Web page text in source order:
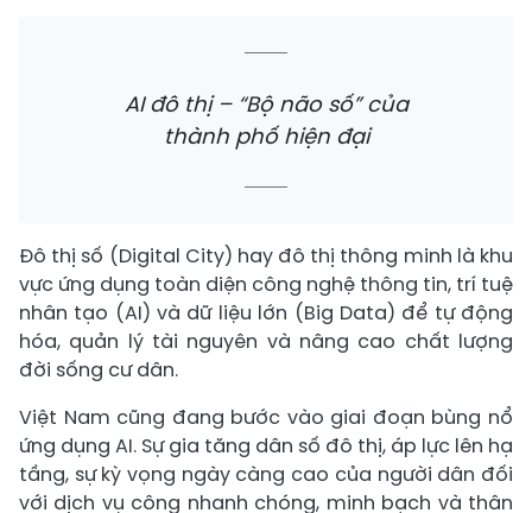
AI đô thị – “Bộ não số” của
thành phố hiện đại
Đô thị số (Digital City) hay đô thị thông minh là khu
vực ứng dụng toàn diện công nghệ thông tin, trí tuệ
nhân tạo (AI) và dữ liệu lớn (Big Data) để tự động
hóa, quản lý tài nguyên và nâng cao chất lượng
đời sống cư dân.
Việt Nam cũng đang bước vào giai đoạn bùng nổ
ứng dụng AI. Sự gia tăng dân số đô thị, áp lực lên hạ
tầng, sự kỳ vọng ngày càng cao của người dân đối
với dịch vụ công nhanh chóng, minh bạch và thân